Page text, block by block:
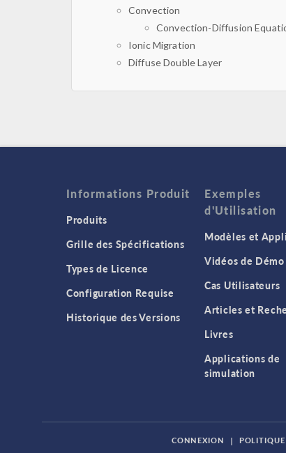
Convection
Convection-Diffusion
Ionic Migration
Diffuse Double Layer
Informations Produit
Produits
Grille des Spécifications
Types de Licence
Configuration Requise
Historique des Versions
Exemples
d'Utilisation
Modèles et
Vidéos de
Cas Utilisateurs
Articles et
Livres
Applications de
simulation
CONNEXION |